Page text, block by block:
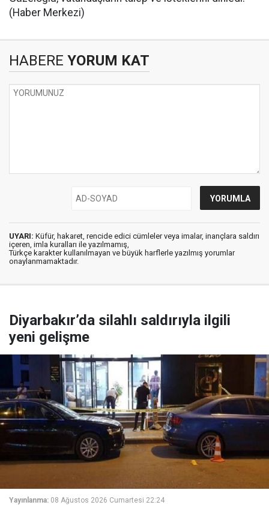
(Haber Merkezi)
HABERE YORUM KAT
UYARI: Küfür, hakaret, rencide edici cümleler veya imalar, inançlara saldırı
içeren, imla kuralları ile yazılmamış,
Türkçe karakter kullanılmayan ve büyük harflerle yazılmış yorumlar
onaylanmamaktadır.
Diyarbakır’da silahlı saldırıyla ilgili
yeni gelişme
Yayınlanma: 08 Ağustos 2026 Cumartesi 22:24